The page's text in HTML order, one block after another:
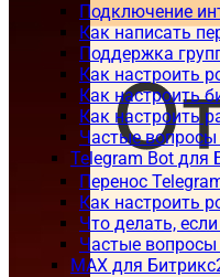
Подключение
Как написать
Поддержка
Как настроить
Как настроить
Как настроить
Частые вопросы
Telegram Bot для
Перенос
Как настроить
Что делать,
Частые вопросы
MAX для